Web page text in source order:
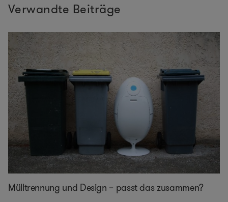
Verwandte Beiträge
Mülltrennung und Design – passt das zusammen?